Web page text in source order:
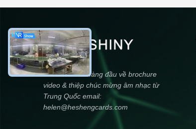
Nhà sản xuất hàng đầu về brochure
video & thiệp chúc mừng âm nhạc từ
Trung Quốc email:
helen@heshengcards.com